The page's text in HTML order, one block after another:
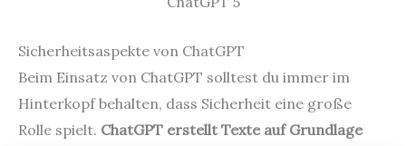
Sicherheitsaspekte von ChatGPT
Beim Einsatz von ChatGPT solltest du immer im
Hinterkopf behalten, dass Sicherheit eine große
Rolle spielt. ChatGPT erstellt Texte auf Grundlage